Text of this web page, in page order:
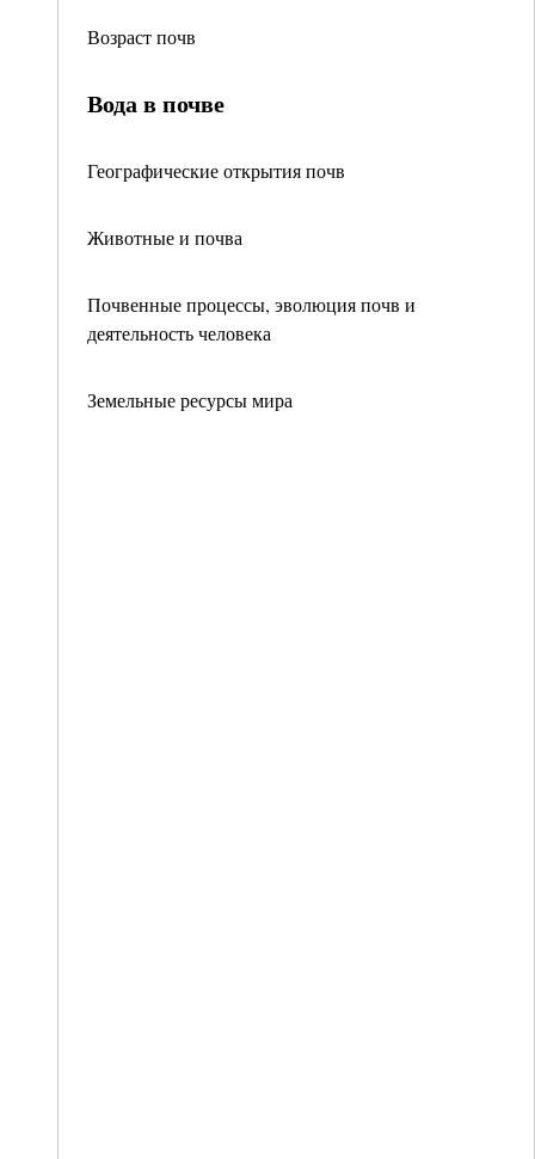
Возраст почв
Вода в почве
Географические открытия почв
Животные и почва
Почвенные процессы, эволюция почв и
деятельность человека
Земельные ресурсы мира